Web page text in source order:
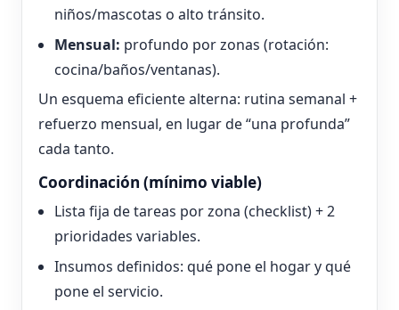
niños/mascotas o alto tránsito.
Mensual: profundo por zonas (rotación:
cocina/baños/ventanas).
Un esquema eficiente alterna: rutina semanal +
refuerzo mensual, en lugar de “una profunda”
cada tanto.
Coordinación (mínimo viable)
Lista fija de tareas por zona (checklist) + 2
prioridades variables.
Insumos definidos: qué pone el hogar y qué
pone el servicio.